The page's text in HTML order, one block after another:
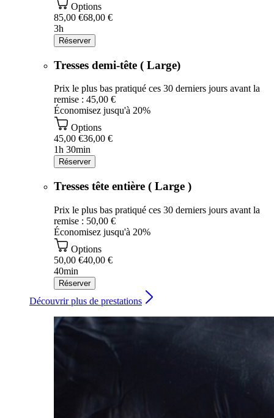
Options
85,00 €68,00 €
3h
Réserver
Tresses demi-tête ( Large)
Prix le plus bas pratiqué ces 30 derniers jours avant la
remise : 45,00 €
Économisez jusqu'à 20%
Options
45,00 €36,00 €
1h 30min
Réserver
Tresses tête entière ( Large )
Prix le plus bas pratiqué ces 30 derniers jours avant la
remise : 50,00 €
Économisez jusqu'à 20%
Options
50,00 €40,00 €
40min
Réserver
Découvrir plus de prestations